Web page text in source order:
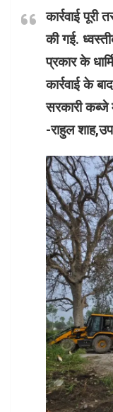
कार्रवाई
की गई.
प्रकार के
कार्रवाई के
सरकारी कब्जे
-राहुल